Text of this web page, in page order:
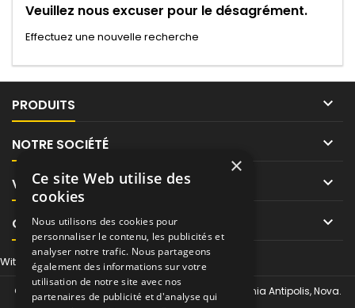
Veuillez nous excuser pour le désagrément.
Effectuez une nouvelle recherche
PRODUITS 
NOTRE SOCIÉTÉ 
VOTRE COMPTE 
CONTACT 
Withdraw from contract here
© Copyright 2026 Tor-Industries chez Regus Sophia Antipolis, Nova.
All Rights Reserved.
×
Ce site Web utilise des
cookies
Nous utilisons des cookies pour
personnaliser le contenu, les publicités et
analyser notre trafic. Nous partageons
également des informations sur votre
utilisation de notre site avec nos
partenaires de publicité et d'analyse qui